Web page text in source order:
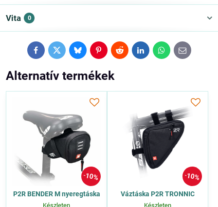
Vita 0
FacebookTwitterBlueskyPinterestRedditLinkedInWhatsApp
E-
mail
Alternatív termékek
10%
P2R BENDER M nyeregtáska
Készleten
10%
Váztáska P2R TRONNIC
Készleten